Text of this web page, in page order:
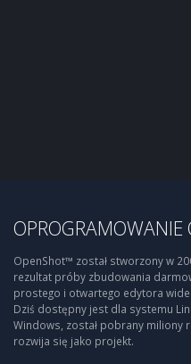
OpenShot™ został stworzony w
rezultat próby zbudowania
prostego i otwartego edytora
Dziś dostępny jest dla systemu
Windows, został pobrany miliony
rozwija się jako projekt.